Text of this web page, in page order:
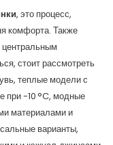
, это процесс,
комфорта. Также
центральным
стоит рассмотреть
, теплые модели с
при -10 °C, модные
материалами и
варианты,